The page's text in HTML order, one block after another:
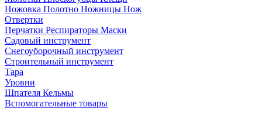
Ножовка Полотно Ножницы Нож
Отвертки
Перчатки Респираторы Маски
Садовый инструмент
Снегоуборочный инструмент
Строительный инструмент
Тара
Уровни
Шпателя Кельмы
Вспомогательные товары